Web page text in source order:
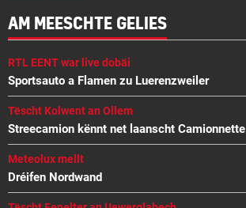
AM MEESCHTE GELIES
RTL EENT war live dobäi
Sportsauto a Flamen zu Luerenzweiler
Tëscht Kolwent an Ollem
Streecamion kënnt net laanscht Camionnette
Meteolux mellt
Dréifen Nordwand